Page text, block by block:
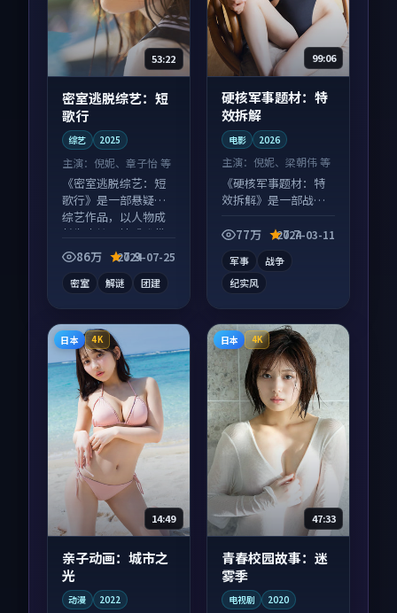
53:22
密室逃脱综艺：短
歌行
综艺 2025
主演： 倪妮、章子怡 等
《密室逃脱综艺：短
歌行》是一部悬疑向
综艺作品，以人物成
长为内核，情感戏份
扎实。
86万 7.9
2024-07-25
密室 解谜 团建
99:06
硬核军事题材：特
效拆解
电影 2026
主演：倪妮、梁朝伟 等
《硬核军事题材：特
效拆解》是一部战争
续发酵，适合周末一
77万 7.7
2024-03-11
军事
战争
纪实风
日本 4K
14:49
亲子动画：城市之
光
动漫 2022
日本 4K
47:33
青春校园故事：迷
雾季
电视剧 2020